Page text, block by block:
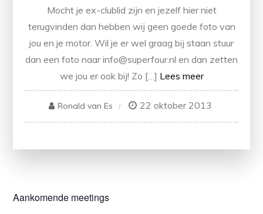
Mocht je ex-clublid zijn en jezelf hier niet
terugvinden dan hebben wij geen goede foto van
jou en je motor. Wil je er wel graag bij staan stuur
dan een foto naar info@superfour.nl en dan zetten
we jou er ook bij! Zo […] Lees meer
Ronald van Es 22 oktober 2013
Aankomende meetings